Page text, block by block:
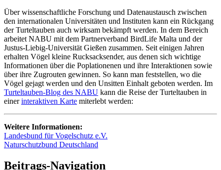
Über wissenschaftliche Forschung und Datenaustausch zwischen
den internationalen Universitäten und Instituten kann ein Rückgang
der Turteltauben auch wirksam bekämpft werden. In dem Bereich
arbeitet NABU mit dem Partnerverband BirdLife Malta und der
Justus-Liebig-Universität Gießen zusammen. Seit einigen Jahren
erhalten Vögel kleine Rucksacksender, aus denen sich wichtige
Informationen über die Poplationenen und ihre Interaktionen sowie
über ihre Zugrouten gewinnen. So kann man feststellen, wo die
Vögel gejagt werden und den Unsitten Einhalt geboten werden. Im
Turteltauben-Blog des NABU kann die Reise der Turteltauben in
einerinteraktiven Karte miterlebt werden:
Weitere Informationen:
Landesbund für Vogelschutz e.V.
Naturschutzbund Deutschland
Beitrags-Navigation